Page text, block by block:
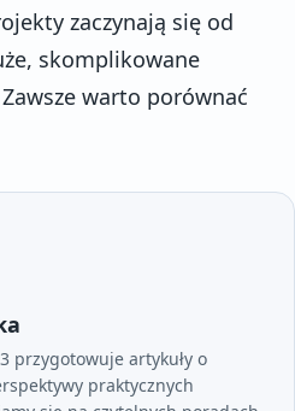
zaczynają się od
skomplikowane
warto porównać
przygotowuje artykuły o
praktycznych